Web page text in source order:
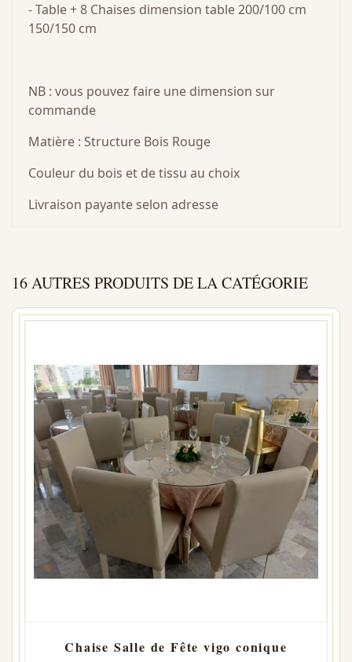
- Table + 8 Chaises dimension table 200/100 cm
150/150 cm
NB : vous pouvez faire une dimension sur
commande
Matière : Structure Bois Rouge
Couleur du bois et de tissu au choix
Livraison payante selon adresse
16 AUTRES PRODUITS DE LA CATÉGORIE
Chaise Salle de Fête vigo conique